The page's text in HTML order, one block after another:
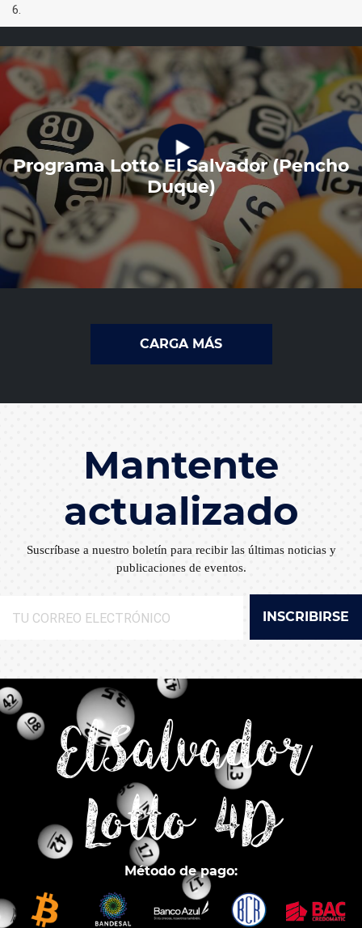
6.
Programa Lotto El Salvador (Pencho
Duque)
CARGA MÁS
Mantente
actualizado
Suscríbase a nuestro boletín para recibir las últimas noticias y
publicaciones de eventos.
INSCRIBIRSE
ElSalvador
Lotto 4D
Método de pago: